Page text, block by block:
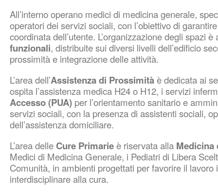
All’interno operano medici di medicina generale,
operatori dei servizi sociali, con l’obiettivo di
coordinata dell’utente. L’organizzazione degli spazi
funzionali, distribuite sui diversi livelli dell’edificio
prossimità e integrazione delle attività.
L’area dell’Assistenza di Prossimitàè dedicata ai
ospita l’assistenza medica H24 o H12, i servizi
Accesso (PUA) per l’orientamento sanitario e
servizi sociali, con la presenza di assistenti sociali,
dell’assistenza domiciliare.
L’area delle Cure Primarieè riservata alla Medicina
Medici di Medicina Generale, i Pediatri di Libera
Comunità, in ambienti progettati per favorire il lavoro
interdisciplinare alla cura.